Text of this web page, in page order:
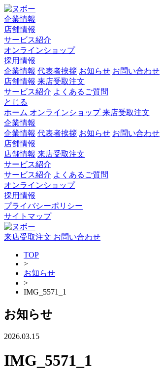
企業情報
店舗情報
サービス紹介
オンラインショップ
採用情報
企業情報 代表者挨拶 お知らせ お問い合わせ
店舗情報 来店受取注文
サービス紹介 よくあるご質問
とじる
ホーム オンラインショップ来店受取注文
企業情報
企業情報 代表者挨拶 お知らせ お問い合わせ
店舗情報
店舗情報 来店受取注文
サービス紹介
サービス紹介 よくあるご質問
オンラインショップ
採用情報
プライバシーポリシー
サイトマップ
来店受取注文 お問い合わせ
TOP
>
お知らせ
>
IMG_5571_1
お知らせ
2026.03.15
IMG_5571_1